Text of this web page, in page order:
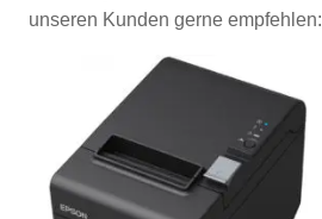
unseren Kunden gerne empfehlen: